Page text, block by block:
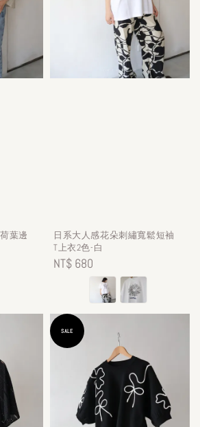
葉邊
日系大人感花朵刺繡寬鬆短袖
T上衣2色-白
Regular
NT$ 680
SALE